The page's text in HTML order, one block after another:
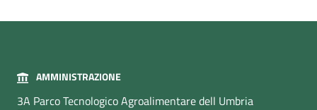
AMMINISTRAZIONE
3A Parco Tecnologico Agroalimentare dell Umbria